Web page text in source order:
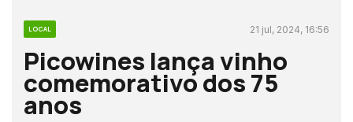
LOCAL 21 jul, 2024, 16:56
Picowines lança vinho
comemorativo dos 75
anos